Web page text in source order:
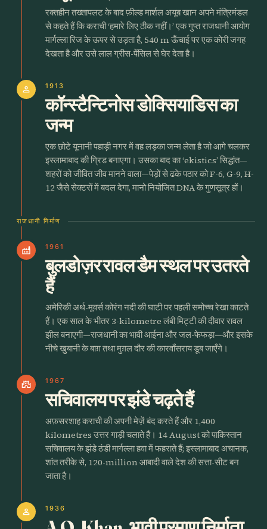
रक्तहीन तख्तापलट के बाद फ़ील्ड मार्शल अयूब खान अपने मंत्रिमंडल
से कहते हैं कि कराची ‘हमारे लिए ठीक नहीं।’ एक गुप्त राजधानी आयोग
मार्गल्ला रिज के ऊपर से उड़ता है, 540 m ऊँचाई पर एक कोरी जगह
देखता है और उसे लाल ग्रीस-पेंसिल से घेर देता है।
person 1913
कॉन्स्टैन्टिनोस डोक्सियाडिस का
जन्म
एक छोटे यूनानी पहाड़ी नगर में वह लड़का जन्म लेता है जो आगे चलकर
इस्लामाबाद की ग्रिड बनाएगा। उसका बाद का ‘ekistics’ सिद्धांत—
शहरों को जीवित जीव मानने वाला—पेड़ों से ढके पठार को F-6, G-9, H-
12 जैसे सेक्टरों में बदल देगा, मानो नियोजित DNA के गुणसूत्र हों।
राजधानी निर्माण
factory 1961
बुलडोज़र रावल डैम स्थल पर उतरते
हैं
अमेरिकी अर्थ-मूवर्स कोरंग नदी की घाटी पर पहली समोच्च रेखा काटते
हैं। एक साल के भीतर 3-kilometre लंबी मिट्टी की दीवार रावल
झील बनाएगी—राजधानी का भावी आईना और जल-फेफड़ा—और इसके
नीचे खुबानी के बाग़ तथा मुग़ल दौर की कारवाँसराय डूब जाएँगे।
castle 1967
सचिवालय पर झंडे चढ़ते हैं
अफ़सरशाह कराची की अपनी मेज़ें बंद करते हैं और 1,400
kilometres उत्तर गाड़ी चलाते हैं। 14 August को पाकिस्तान
सचिवालय के झंडे ठंडी मार्गल्ला हवा में फहराते हैं; इस्लामाबाद अचानक,
शांत तरीके से, 120-million आबादी वाले देश की सत्ता-सीट बन
जाता है।
person 1936